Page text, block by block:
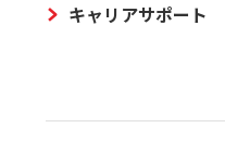
キャリアサポート